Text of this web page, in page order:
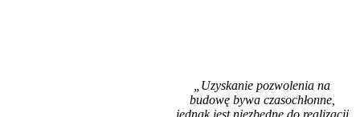
„Uzyskanie pozwolenia na
budowę bywa czasochłonne,